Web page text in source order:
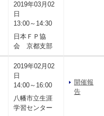
2019年03月02
日
13:00～14:30
日本ＦＰ協
会 京都支部
2019年02月02
日
14:00～16:00
八幡市立生涯
学習センター
開催報
告